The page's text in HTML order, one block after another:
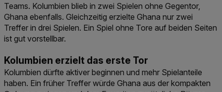
Teams. Kolumbien blieb in zwei Spielen ohne Gegentor,
Ghana ebenfalls. Gleichzeitig erzielte Ghana nur zwei
Treffer in drei Spielen. Ein Spiel ohne Tore auf beiden Seiten
ist gut vorstellbar.
Kolumbien erzielt das erste Tor
Kolumbien dürfte aktiver beginnen und mehr Spielanteile
haben. Ein früher Treffer würde Ghana aus der kompakten